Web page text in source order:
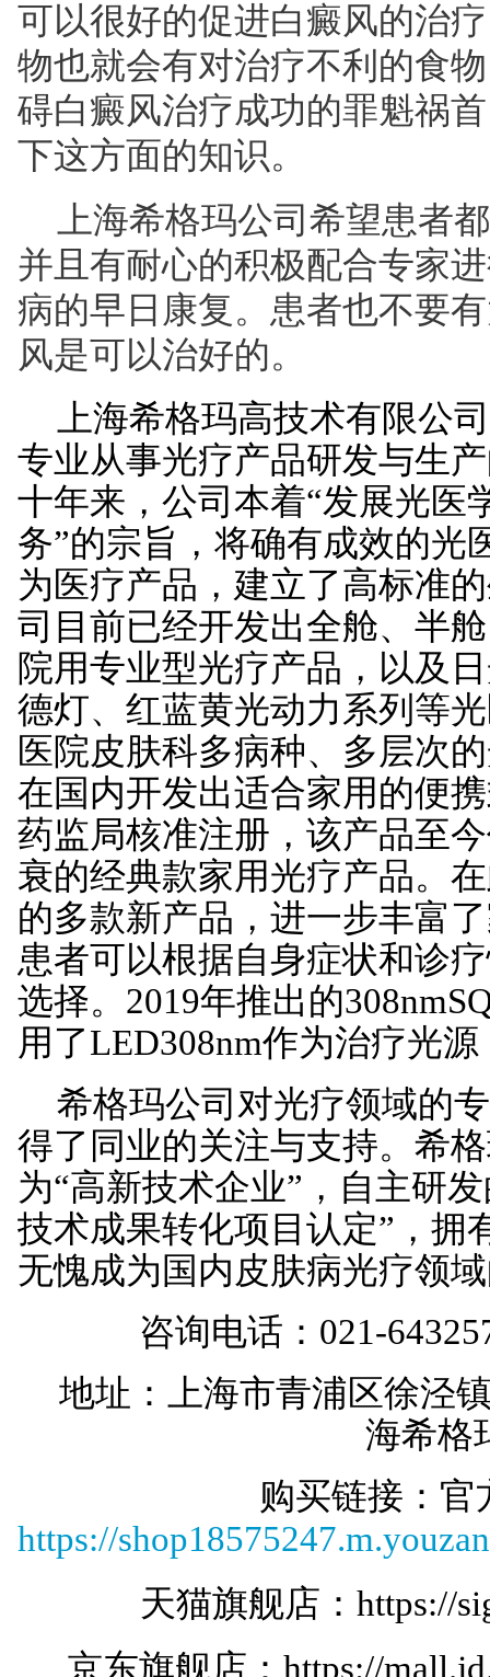
可以很好的促进白癜风的治
物也就会有对治疗不利的食
碍白癜风治疗成功的罪魁祸
下这方面的知识。
上海希格玛公司希望患者
并且有耐心的积极配合专家
病的早日康复。患者也不要
风是可以治好的。
上海希格玛高技术有限公
专业从事光疗产品研发与生
十年来，公司本着“发展光医
务”的宗旨，将确有成效的光
为医疗产品，建立了高标准
司目前已经开发出全舱、半
院用专业型光疗产品，以及
德灯、红蓝黄光动力系列等
医院皮肤科多病种、多层次
在国内开发出适合家用的便
药监局核准注册，该产品至
衰的经典款家用光疗产品。
的多款新产品，进一步丰富
患者可以根据自身症状和诊
选择。2019年推出的
用了LED308nm作为治疗光
希格玛公司对光疗领域的
得了同业的关注与支持。希
为“高新技术企业”，自主研
技术成果转化项目认定”，拥
无愧成为国内皮肤病光疗领
咨询电话：021-
地址：上海市青浦区徐泾
海希格
购买链接：官
https://
天猫旗舰店： https://
京东旗舰店： https://